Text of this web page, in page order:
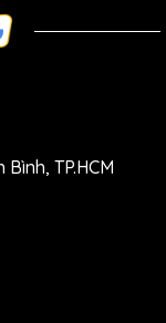
tích hợp này
mạnh mẽ và
và
TP.HCM